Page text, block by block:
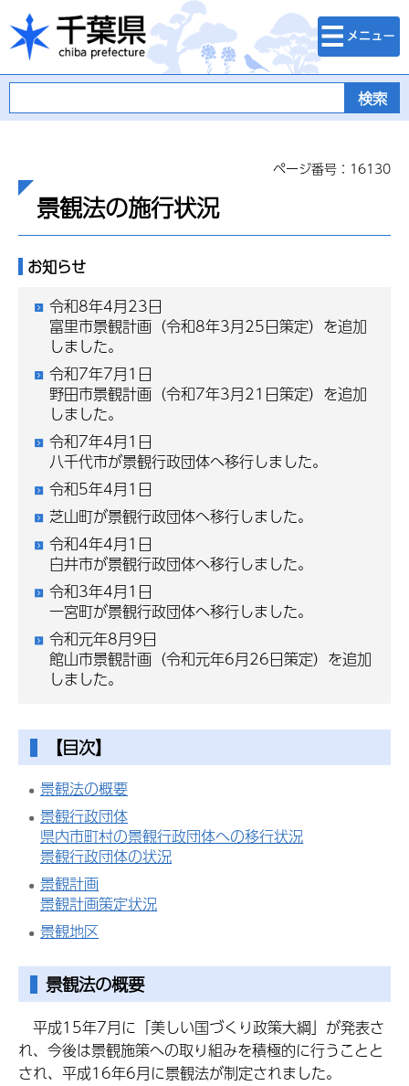
千葉県
検索・メニュ
ー
ページ番号：16130
景観法の施行状況
お知らせ
令和8年4月23日
富里市景観計画（令和8年3月25日策定）を追加
しました。
令和7年7月1日
野田市景観計画（令和7年3月21日策定）を追加
しました。
令和7年4月1日
八千代市が景観行政団体へ移行しました。
令和5年4月1日
芝山町が景観行政団体へ移行しました。
令和4年4月1日
白井市が景観行政団体へ移行しました。
令和3年4月1日
一宮町が景観行政団体へ移行しました。
令和元年8月9日
館山市景観計画（令和元年6月26日策定）を追加
しました。
【目次】
景観法の概要
景観行政団体
県内市町村の景観行政団体への移行状況
景観行政団体の状況
景観計画
景観計画策定状況
景観地区
景観法の概要
平成15年7月に「美しい国づくり政策大綱」が発表さ
れ、今後は景観施策への取り組みを積極的に行うことと
され、平成16年6月に景観法が制定されました。